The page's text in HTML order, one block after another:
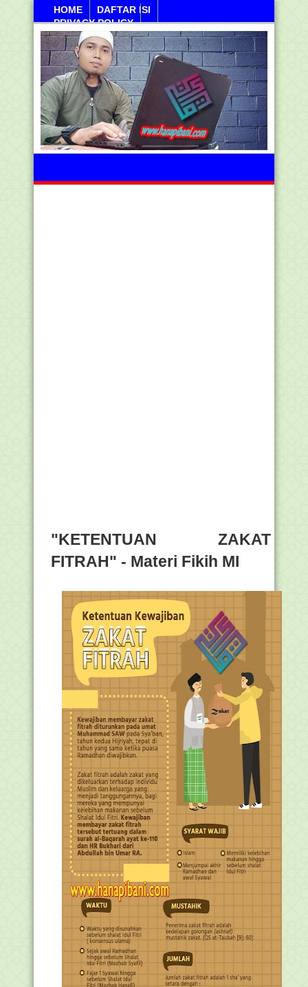
HOME
DAFTAR ISI
PRIVACY POLICY
Sabtu, 08 Agustus 2026
"KETENTUAN ZAKAT
FITRAH" - Materi Fikih MI